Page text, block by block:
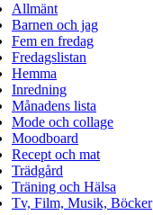
Allmänt
Barnen och jag
Fem en fredag
Fredagslistan
Hemma
Inredning
Månadens lista
Mode och collage
Moodboard
Recept och mat
Trädgård
Träning och Hälsa
Tv, Film, Musik, Böcker